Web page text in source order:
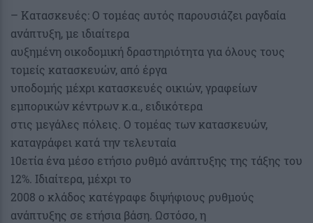
– Κατασκευές: Ο τομέας αυτός παρουσιάζει ραγδαία
ανάπτυξη, με ιδιαίτερα
αυξημένη οικοδομική δραστηριότητα για όλους τους
τομείς κατασκευών, από έργα
υποδομής μέχρι κατασκευές οικιών, γραφείων
εμπορικών κέντρων κ.α., ειδικότερα
στις μεγάλες πόλεις. Ο τομέας των κατασκευών,
καταγράφει κατά την τελευταία
10ετία ένα μέσο ετήσιο ρυθμό ανάπτυξης της τάξης του
12%. Ιδιαίτερα, μέχρι το
2008 ο κλάδος κατέγραφε διψήφιους ρυθμούς
ανάπτυξης σε ετήσια βάση. Ωστόσο, η